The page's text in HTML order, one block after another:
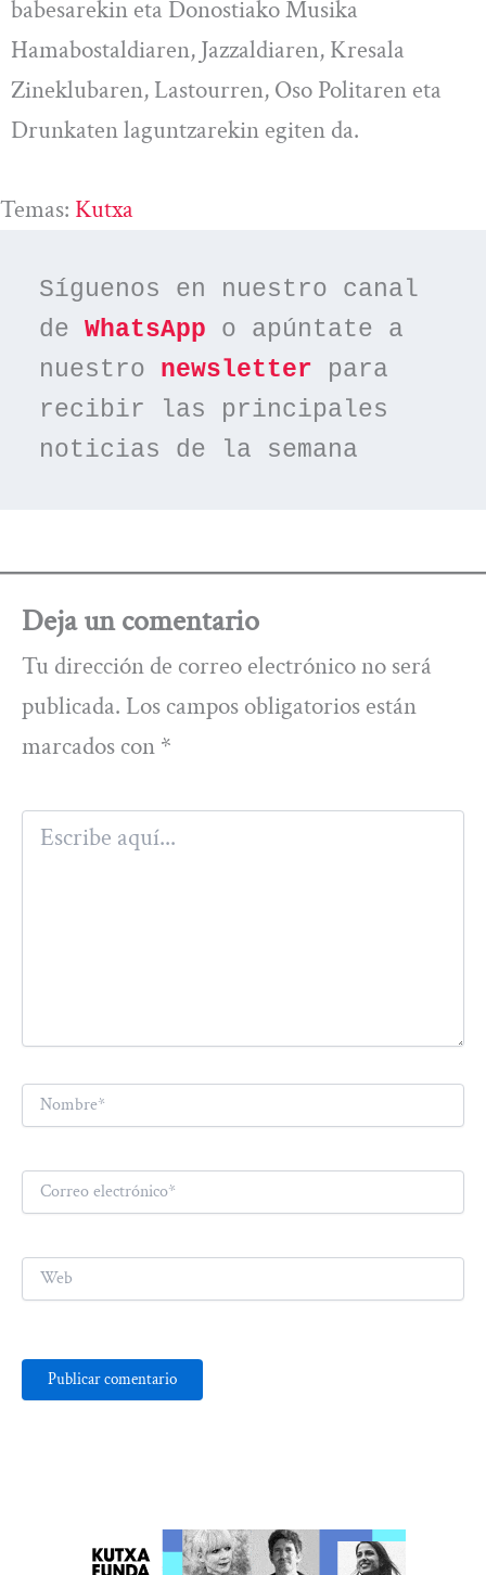
babesarekin eta Donostiako Musika
Hamabostaldiaren, Jazzaldiaren, Kresala
Zineklubaren, Lastourren, Oso Politaren eta
Drunkaten laguntzarekin egiten da.
Temas: Kutxa
Síguenos en nuestro canal
de WhatsApp o apúntate a
nuestro newsletter para
recibir las principales
noticias de la semana
Deja un comentario
Tu dirección de correo electrónico no será
publicada. Los campos obligatorios están
marcados con *
Escribe
aquí...
Nombre*
Correo
electrónico*
Web